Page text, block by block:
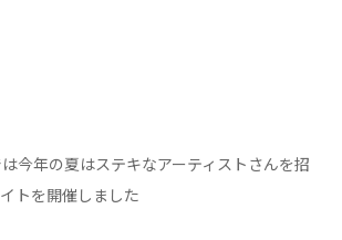
今年の夏はステキなアーティストさんを招
トを開催しました